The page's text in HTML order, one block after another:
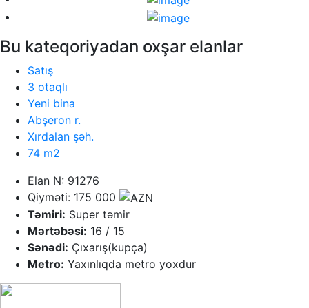
Bu kateqoriyadan oxşar elanlar
Satış
3 otaqlı
Yeni bina
Abşeron r.
Xırdalan şəh.
74 m2
Elan N: 91276
Qiyməti: 175 000
Təmiri: Super təmir
Mərtəbəsi: 16 / 15
Sənədi: Çıxarış(kupça)
Metro: Yaxınlıqda metro yoxdur